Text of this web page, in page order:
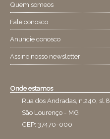
Quem someos
Fale conosco
Anuncie conosco
Assine nosso newsletter
Onde estamos
Rua dos Andradas, n.240, sl.8
São Lourenço - MG
CEP: 37470-000